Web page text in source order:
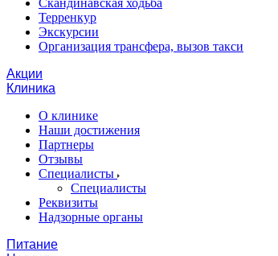
Скандинавская ходьба
Терренкур
Экскурсии
Организация трансфера, вызов такси
Акции
Клиника
О клинике
Наши достижения
Партнеры
Отзывы
Специалисты
Специалисты
Реквизиты
Надзорные органы
Питание